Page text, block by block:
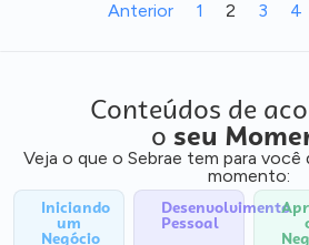
Anterior 1 2 3 4
Conteúdos de
o seu
Veja o que o Sebrae tem para
momento:
Iniciando
um
Negócio
Desenvolvimento
Pessoal